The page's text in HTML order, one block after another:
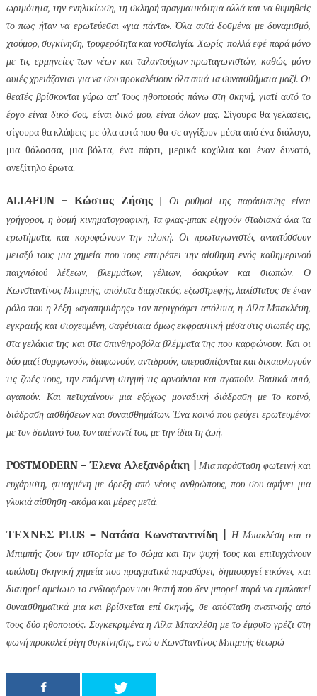
ωριμότητα, την ενηλικίωση, τη σκληρή πραγματικότητα αλλά και να θυμηθείς
το πως ήταν να ερωτεύεσαι «για πάντα». Όλα αυτά δοσμένα με δυναμισμό,
χιούμορ, συγκίνηση, τρυφερότητα και νοσταλγία. Χωρίς πολλά εφέ παρά μόνο
με τις ερμηνείες των νέων και ταλαντούχων πρωταγωνιστών, καθώς μόνο
αυτές χρειάζονται για να σου προκαλέσουν όλα αυτά τα συναισθήματα μαζί. Οι
θεατές βρίσκονται γύρω απ’ τους ηθοποιούς πάνω στη σκηνή, γιατί αυτό το
έργο είναι δικό σου, είναι δικό μου, είναι όλων μας. Σίγουρα θα γελάσεις,
σίγουρα θα κλάψεις με όλα αυτά που θα σε αγγίξουν μέσα από ένα διάλογο,
μια θάλασσα, μια βόλτα, ένα πάρτι, μερικά κοχύλια και έναν δυνατό,
ανεξίτηλο έρωτα.
ALL4FUN– Κώστας Ζήσης
Οι ρυθμοί της παράστασης είναι
γρήγοροι, η δομή κινηματογραφική, τα φλας-μπακ εξηγούν σταδιακά όλα τα
ερωτήματα, και κορυφώνουν την πλοκή. Οι πρωταγωνιστές αναπτύσσουν
μεταξύ τους μια χημεία που τους επιτρέπει την αίσθηση ενός καθημερινού
παιχνιδιού λέξεων, βλεμμάτων, γέλιων, δακρύων και σιωπών. Ο
Κωνσταντίνος Μπιμπής, απόλυτα διαχυτικός, εξωστρεφής, λαλίστατος σε έναν
ρόλο που η λέξη «αγαπησιάρης» τον περιγράφει απόλυτα, η Λίλα Μπακλέση,
εγκρατής και στοχευμένη, σαφέστατα όμως εκφραστική μέσα στις σιωπές της,
στα γελάκια της και στα σπινθηροβόλα βλέμματα της που καρφώνουν. Και οι
δύο μαζί συμφωνούν, διαφωνούν, αντιδρούν, υπερασπίζονται και δικαιολογούν
τις ζωές τους, την επόμενη στιγμή τις αρνούνται και αγαπούν. Βασικά αυτό,
αγαπούν. Και πετυχαίνουν μια εξόχως μοναδική διάδραση με το κοινό,
διάδραση αισθήσεων και συναισθημάτων. Ένα κοινό που φεύγει ερωτευμένο:
με τον διπλανό του, τον απέναντί του, με την ίδια τη ζωή.
POSTMODERN– Έλενα Αλεξανδράκη |
Μια παράσταση φωτεινή και
ευχάριστη, φτιαγμένη με όρεξη από νέους ανθρώπους, που σου αφήνει μια
γλυκιά αίσθηση -ακόμα και μέρες μετά.
ΤΕΧΝΕΣ PLUS– Νατάσα Κωνσταντινίδη |Η Μπακλέση και ο
Μπιμπής ζουν την ιστορία με το σώμα και την ψυχή τους και επιτυγχάνουν
απόλυτη σκηνική χημεία που πραγματικά παρασύρει, δημιουργεί εικόνες και
διατηρεί αμείωτο το ενδιαφέρον του θεατή που δεν μπορεί παρά να εμπλακεί
συναισθηματικά μια και βρίσκεται επί σκηνής, σε απόσταση αναπνοής από
τους δύο ηθοποιούς. Συγκεκριμένα η Λίλα Μπακλέση με το έμφυτο γρέζι στη
φωνή προκαλεί ρίγη συγκίνησης, ενώ ο Κωνσταντίνος Μπιμπής θεωρώ